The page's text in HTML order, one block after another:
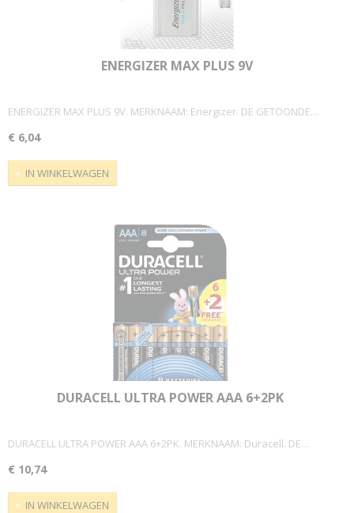
ENERGIZER MAX PLUS 9V
ENERGIZER MAX PLUS 9V. MERKNAAM: Energizer. DE GETOONDE…
€ 6,04
IN WINKELWAGEN
DURACELL ULTRA POWER AAA 6+2PK
DURACELL ULTRA POWER AAA 6+2PK. MERKNAAM: Duracell. DE…
€ 10,74
IN WINKELWAGEN